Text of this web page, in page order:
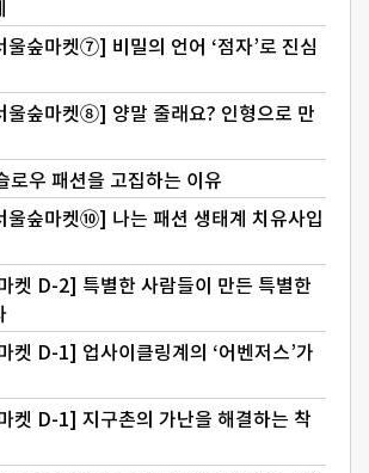
울숲마켓⑦] 비밀의 언어 ‘점자’로 진심
울숲마켓⑧] 양말 줄래요? 인형으로 만
로우 패션을 고집하는 이유
울숲마켓⑩] 나는 패션 생태계 치유사입
켓 D-2] 특별한 사람들이 만든 특별한
켓 D-1] 업사이클링계의 ‘어벤저스’가
켓 D-1] 지구촌의 가난을 해결하는 착